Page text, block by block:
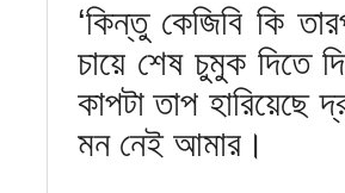
‘কিন্তু কেজিবি কি
চায়ে শেষ চুমুক দিতে
কাপটা তাপ
মন নেই আমার।